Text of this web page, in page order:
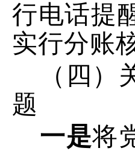
行电话提
实行分账
（四
题
一是将